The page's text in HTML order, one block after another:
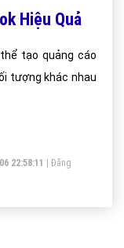
Hiệu Quả
tạo quảng cáo
tượng khác nhau
22:58:11
Đăng